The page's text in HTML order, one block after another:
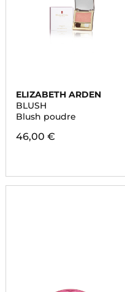
ELIZABETH ARDEN
BLUSH
Blush poudre
46,00 €